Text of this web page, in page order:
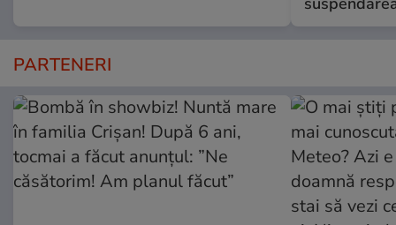
PARTENERI